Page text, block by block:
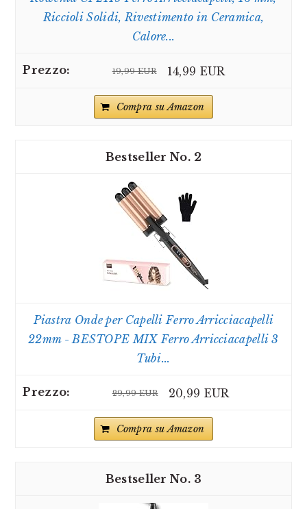
Riccioli Solidi, Rivestimento in Ceramica,
Calore...
19,99 EUR 14,99 EUR
Compra su Amazon
2
Piastra Onde per Capelli Ferro Arricciacapelli
22mm - BESTOPE MIX Ferro Arricciacapelli 3
Tubi...
29,99 EUR 20,99 EUR
Compra su Amazon
3